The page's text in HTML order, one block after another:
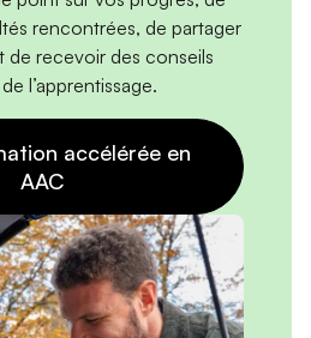
rencontrées, de partager
de recevoir des conseils
l’apprentissage.
accélérée en
AAC